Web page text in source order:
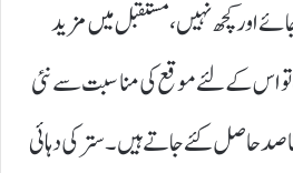
اور کچھ نہیں، مستقبل میں مزید
تو اس کے لئے موقع کی مناسبت سے نئی
حاصل کئے جاتے ہیں۔ ستر کی دہائی